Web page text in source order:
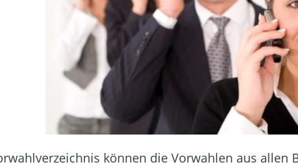
können die Vorwahlen aus allen